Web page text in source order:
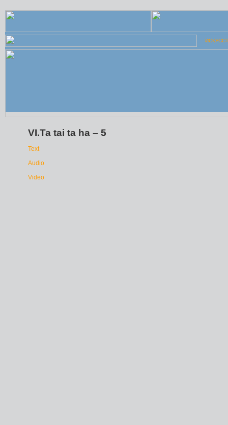
VI.Ta tai ta ha – 5
Text
Audio
Video